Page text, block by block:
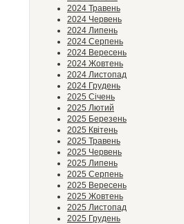
2024 Травень
2024 Червень
2024 Липень
2024 Серпень
2024 Вересень
2024 Жовтень
2024 Листопад
2024 Грудень
2025 Січень
2025 Лютий
2025 Березень
2025 Квітень
2025 Травень
2025 Червень
2025 Липень
2025 Серпень
2025 Вересень
2025 Жовтень
2025 Листопад
2025 Грудень